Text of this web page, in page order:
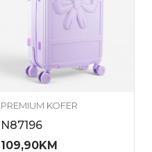
PREMIUM KOFER
N87196
109,90KM